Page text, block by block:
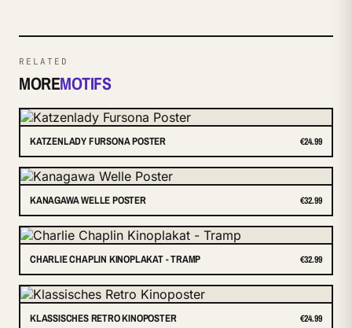
RELATED
MOREMOTIFS
KATZENLADY FURSONA POSTER €24.99
KANAGAWA WELLE POSTER €32.99
CHARLIE CHAPLIN KINOPLAKAT - TRAMP €32.99
KLASSISCHES RETRO KINOPOSTER €24.99